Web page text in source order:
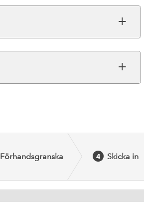
Förhandsgranska Skicka in